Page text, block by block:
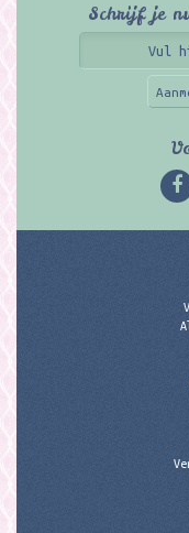
Schrijf je